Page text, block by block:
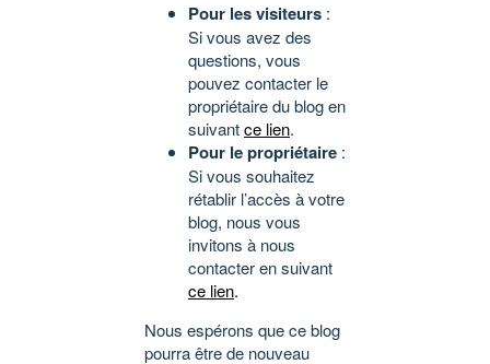
Pour les visiteurs :
Si vous avez des
questions, vous
pouvez contacter le
propriétaire du blog en
suivantce lien.
Pour le propriétaire :
Si vous souhaitez
rétablir l’accès à votre
blog, nous vous
invitons à nous
contacter en suivant
ce lien.
Nous espérons que ce blog
pourra être de nouveau